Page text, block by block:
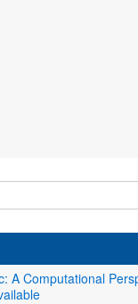
A Computational